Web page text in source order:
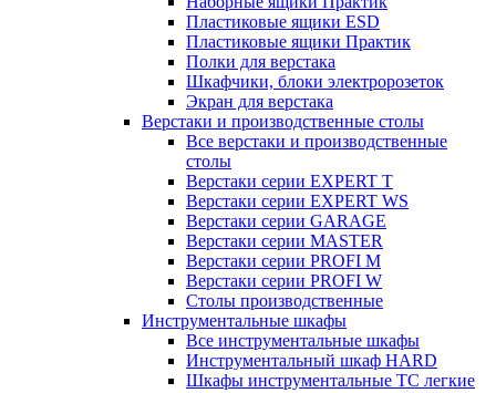
Пластиковые ящики ESD
Пластиковые ящики Практик
Полки для верстака
Шкафчики, блоки электророзеток
Экран для верстака
Верстаки и производственные столы
Все верстаки и производственные
столы
Верстаки серии EXPERT T
Верстаки серии EXPERT WS
Верстаки серии GARAGE
Верстаки серии MASTER
Верстаки серии PROFI M
Верстаки серии PROFI W
Столы производственные
Инструментальные шкафы
Все инструментальные шкафы
Инструментальный шкаф HARD
Шкафы инструментальные ТС легкие